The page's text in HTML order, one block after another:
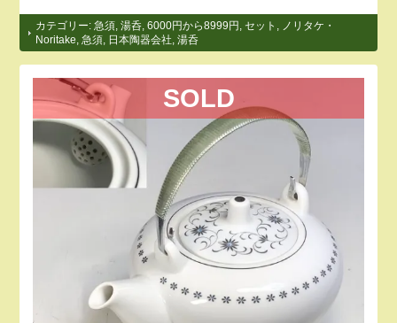
カテゴリー:急須 ,湯呑 ,6000円から8999円 ,セット
ノリタケ・
Noritake ,急須 日本陶器会社 ,湯呑
SOLD